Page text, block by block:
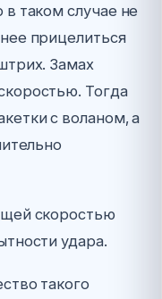
таком случае не
прицелиться
Замах
Тогда
с воланом, а
скоростью
удара.
такого